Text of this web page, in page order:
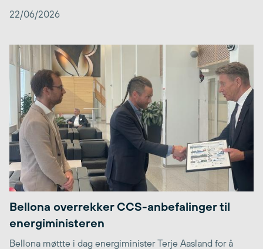
22/06/2026
Bellona overrekker CCS-anbefalinger til
energiministeren
Bellona møttte i dag energiminister Terje Aasland for å